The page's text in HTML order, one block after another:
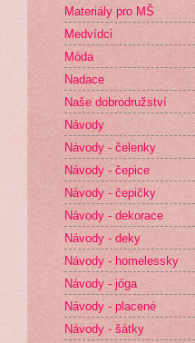
Materiály pro MŠ
Medvídci
Móda
Nadace
Naše dobrodružství
Návody
Návody - čelenky
Návody - čepice
Návody - čepičky
Návody - dekorace
Návody - deky
Návody - homelessky
Návody - jóga
Návody - placené
Návody - šátky